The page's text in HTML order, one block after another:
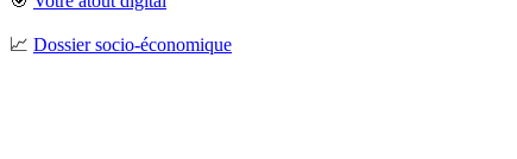
📈 Dossier socio-économique